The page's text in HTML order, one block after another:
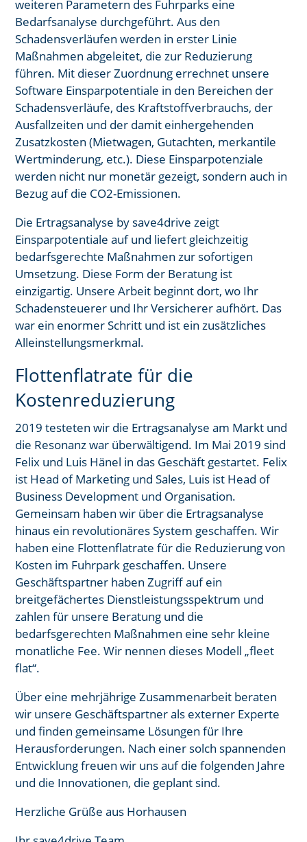
weiteren Parametern des Fuhrparks eine
Bedarfsanalyse durchgeführt. Aus den
Schadensverläufen werden in erster Linie
Maßnahmen abgeleitet, die zur Reduzierung
führen. Mit dieser Zuordnung errechnet unsere
Software Einsparpotentiale in den Bereichen der
Schadensverläufe, des Kraftstoffverbrauchs, der
Ausfallzeiten und der damit einhergehenden
Zusatzkosten (Mietwagen, Gutachten, merkantile
Wertminderung, etc.). Diese Einsparpotenziale
werden nicht nur monetär gezeigt, sondern auch in
Bezug auf die CO2-Emissionen. ​
Die Ertragsanalyse by save4drive zeigt
Einsparpotentiale auf und liefert gleichzeitig
bedarfsgerechte Maßnahmen zur sofortigen
Umsetzung. ​Diese Form der Beratung ist
einzigartig. Unsere Arbeit beginnt dort, wo Ihr
Schadensteuerer und Ihr Versicherer aufhört. Das
war ein enormer Schritt und ist ein zusätzliches
Alleinstellungsmerkmal.
Flottenflatrate für die
Kostenreduzierung
2019 testeten wir die Ertragsanalyse am Markt und
die Resonanz war überwältigend. Im Mai 2019 sind
Felix und Luis Hänel in das Geschäft gestartet. ​Felix
ist Head of Marketing und Sales, Luis ist Head of
Business Development und Organisation.
Gemeinsam haben wir über die Ertragsanalyse
hinaus ein revolutionäres System geschaffen. Wir
haben eine Flottenflatrate für die Reduzierung von
Kosten im Fuhrpark geschaffen. Unsere
Geschäftspartner haben Zugriff auf ein
breitgefächertes Dienstleistungsspektrum und
zahlen für unsere Beratung und die
bedarfsgerechten Maßnahmen eine sehr kleine
monatliche Fee. Wir nennen dieses Modell „fleet
flat“.
Über eine mehrjährige Zusammenarbeit beraten
wir unsere Geschäftspartner als externer Experte
und finden gemeinsame Lösungen für Ihre
Herausforderungen. ​Nach einer solch spannenden
Entwicklung freuen wir uns auf die folgenden Jahre
und die Innovationen, die geplant sind.
Herzliche Grüße aus Horhausen